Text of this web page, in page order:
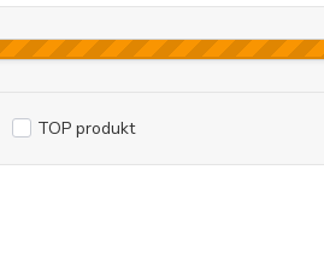
TOP produkt